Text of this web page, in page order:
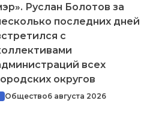
Руслан Болотов за
последних дней
с
всех
округов
Общество6 августа 2026